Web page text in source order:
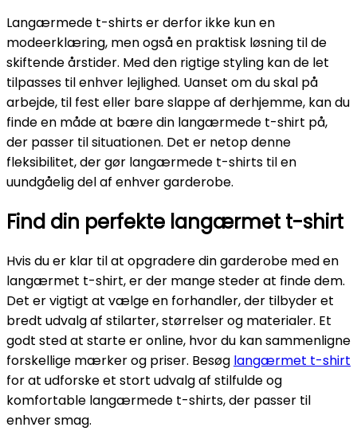
Langærmede t-shirts er derfor ikke kun en
modeerklæring, men også en praktisk løsning til de
skiftende årstider. Med den rigtige styling kan de let
tilpasses til enhver lejlighed. Uanset om du skal på
arbejde, til fest eller bare slappe af derhjemme, kan du
finde en måde at bære din langærmede t-shirt på,
der passer til situationen. Det er netop denne
fleksibilitet, der gør langærmede t-shirts til en
uundgåelig del af enhver garderobe.
Find din perfekte langærmet t-shirt
Hvis du er klar til at opgradere din garderobe med en
langærmet t-shirt, er der mange steder at finde dem.
Det er vigtigt at vælge en forhandler, der tilbyder et
bredt udvalg af stilarter, størrelser og materialer. Et
godt sted at starte er online, hvor du kan sammenligne
forskellige mærker og priser. Besøg langærmet t-shirt
for at udforske et stort udvalg af stilfulde og
komfortable langærmede t-shirts, der passer til
enhver smag.